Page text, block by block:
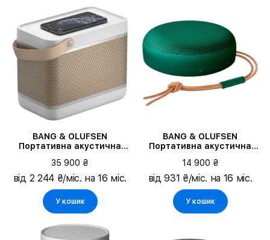
BANG & OLUFSEN
Портативна акустична
Mist
35 900 ₴
від 2 244 ₴/міс. на 16 міс.
У кошик
BANG & OLUFSEN
Портативна акустична
Gen, Зелений
14 900 ₴
від 931 ₴/міс. на 16 міс.
У кошик